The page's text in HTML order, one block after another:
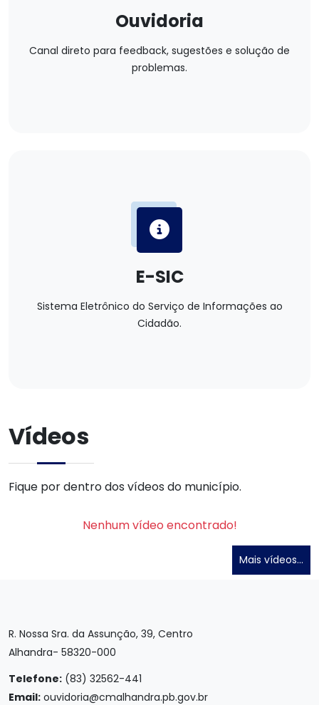
Ouvidoria
Canal direto para feedback, sugestões e solução de
problemas.
E-SIC
Sistema Eletrônico do Serviço de Informações ao
Cidadão.
Vídeos
Fique por dentro dos vídeos do município.
Nenhum vídeo encontrado!
Mais vídeos...
R. Nossa Sra. da Assunção, 39, Centro
Alhandra- 58320-000
Telefone: (83) 32562-441
Email: ouvidoria@cmalhandra.pb.gov.br